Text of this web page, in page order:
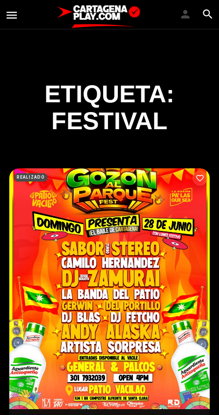
ETIQUETA:
FESTIVAL
REALIZADO